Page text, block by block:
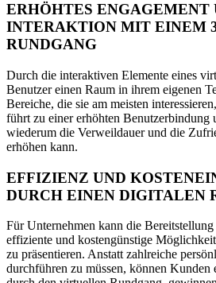
ERHÖHTES ENGAGEMENT
INTERAKTION MIT EINEM
RUNDGANG
Durch die interaktiven Elemente eines
Benutzer einen Raum in ihrem eigenen
Bereiche, die sie am meisten
führt zu einer erhöhten Benutzerbindung
wiederum die Verweildauer und die
erhöhen kann.
EFFIZIENZ UND
DURCH EINEN DIGITALEN
Für Unternehmen kann die
effiziente und kostengünstige
zu präsentieren. Anstatt zahlreiche
durchführen zu müssen, können Kunden